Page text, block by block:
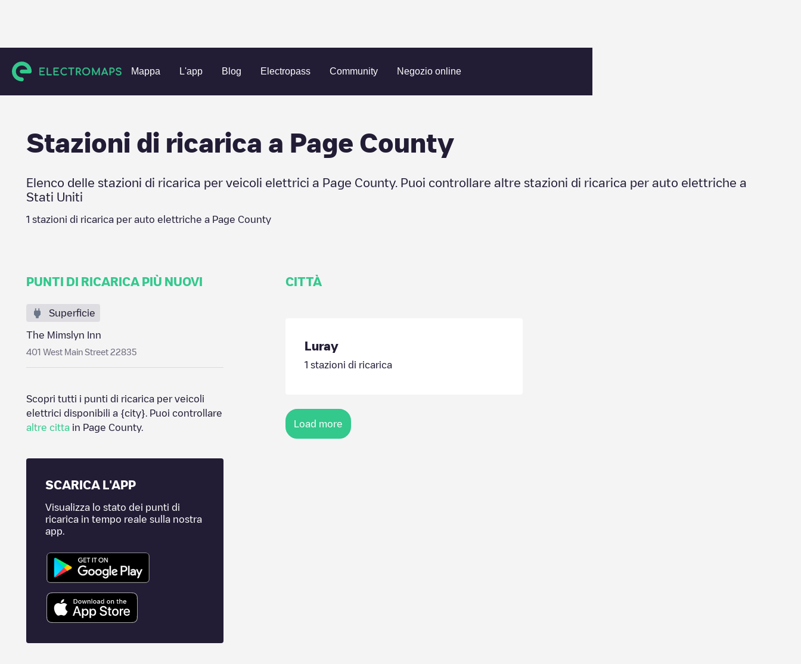
Mappa L'app Blog Electropass Community Negozio online
Charging stations Stati Uniti Page County
Stazioni di ricarica a Page County
Elenco delle stazioni di ricarica per veicoli elettrici a Page County. Puoi controllare altre stazioni di ricarica per auto elettriche a
Stati Uniti
1 stazioni di ricarica per auto elettriche a Page County
PUNTI DI RICARICA PIÙ NUOVI
Superficie
The Mimslyn Inn
401 West Main Street 22835
Scopri tutti i punti di ricarica per veicoli
elettrici disponibili a {city} . Puoi controllare
altre citta in Page County.
SCARICA L'APP
Visualizza lo stato dei punti di
ricarica in tempo reale sulla nostra
app.
CITTÀ
Luray
1 stazioni di ricarica
Load more